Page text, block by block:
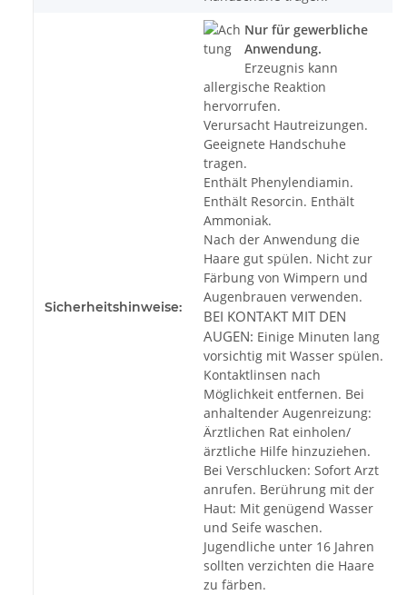
Sicherheitshinweise:
Nur für gewerbliche
Anwendung.
Erzeugnis kann
allergische Reaktion
hervorrufen.
Verursacht Hautreizungen.
Geeignete Handschuhe
tragen.
Enthält Phenylendiamin.
Enthält Resorcin. Enthält
Ammoniak.
Nach der Anwendung die
Haare gut spülen. Nicht zur
Färbung von Wimpern und
Augenbrauen verwenden.
BEI KONTAKT MIT DEN
AUGEN: Einige Minuten lang
vorsichtig mit Wasser spülen.
Kontaktlinsen nach
Möglichkeit entfernen. Bei
anhaltender Augenreizung:
Ärztlichen Rat einholen/
ärztliche Hilfe hinzuziehen.
Bei Verschlucken: Sofort Arzt
anrufen. Berührung mit der
Haut: Mit genügend Wasser
und Seife waschen.
Jugendliche unter 16 Jahren
sollten verzichten die Haare
zu färben.